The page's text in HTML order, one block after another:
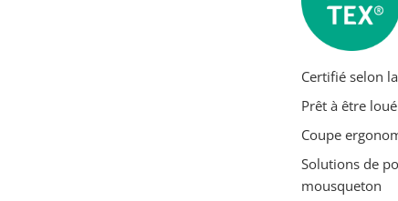
Certifié selon
Prêt à être loué
Coupe
Solutions de
mousqueton